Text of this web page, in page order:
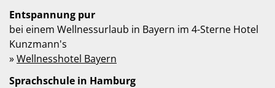
Entspannung pur
bei einem Wellnessurlaub in Bayern im 4-Sterne Hotel
Kunzmann's
»Wellnesshotel Bayern
Sprachschule in Hamburg